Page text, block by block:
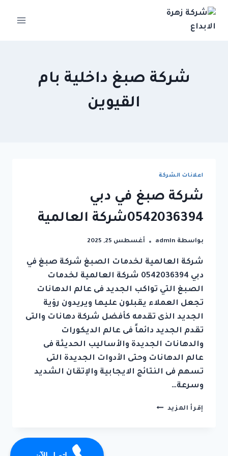
التجاوز
شركة صبغ داخلية بام
القيوين
اعلانات الشركة
شركة صبغ في دبي
0542036394شركة العالمية
بواسطة admin أغسطس 25, 2025
شركة العالمية لخدمات الصبغ شركة صبغ في
دبي 0542036394 شركة العالمية لخدمات
الصبغ التي تواكب الجديد فى عالم الدهانات
تجعل العملاء يقبلون عليها ويريدون رؤية
الجديد الذى تقدمه كأفضل شركة دهانات والتى
تقدم الجديد دائماً فى عالم الديكورات
والدهانات الجديدة والأساليب الحديثة فى
عالم الدهانات وحتى الأدوات الجديدة التى
تسهم فى النتائج الايجابية والإتقان الشديد
وسرعة…
إقرأ المزيد شركة